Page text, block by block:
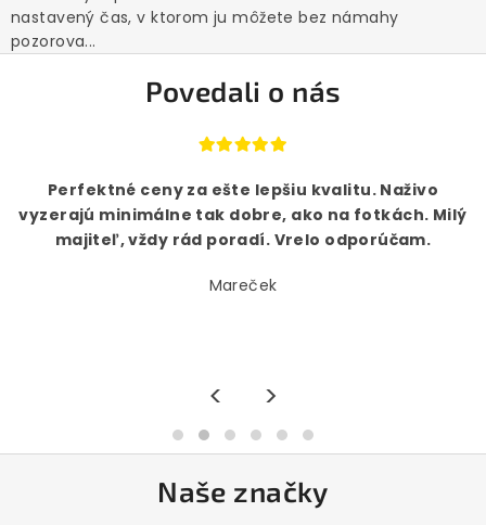
nastavený čas, v ktorom ju môžete bez námahy
pozorova...
Povedali o nás
Perfektné ceny za ešte lepšiu kvalitu. Naživo
vyzerajú minimálne tak dobre, ako na fotkách. Milý
majiteľ, vždy rád poradí. Vrelo odporúčam.
Mareček
< >
Naše značky